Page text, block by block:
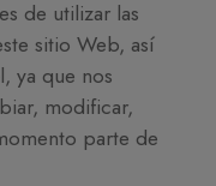
de utilizar las
sitio Web, así
ya que nos
modificar,
parte de